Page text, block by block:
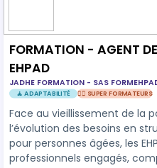
FORMATION - AGENT
EHPAD
JADHE FORMATION - SAS
🧘 ADAPTABILITÉ 🦸‍♀️ SUPER FORMATEURS
Face au vieillissement de la
l’évolution des besoins en
pour personnes âgées, les
professionnels engagés,